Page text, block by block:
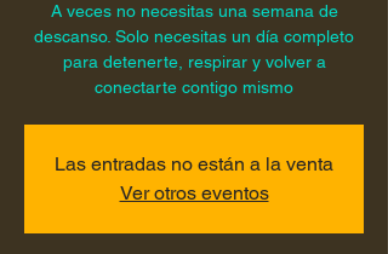
A veces no necesitas una semana de
descanso. Solo necesitas un día completo
para detenerte, respirar y volver a
conectarte contigo mismo
Las entradas no están a la venta
Ver otros eventos